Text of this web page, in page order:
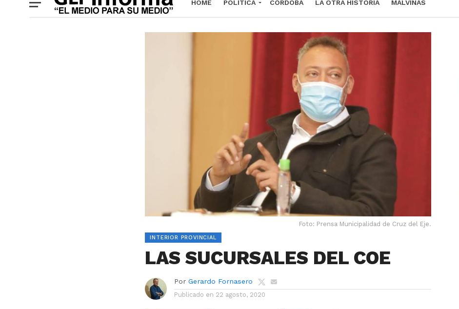
HOME POLÍTICA CÓRDOBA LA OTRA HISTORIA MALVINAS
Foto: Prensa Municipalidad de Cruz del Eje.
INTERIOR PROVINCIAL
LAS SUCURSALES DEL COE
Por Gerardo Fornasero
Publicado en 22 agosto, 2020